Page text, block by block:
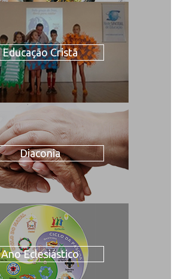
Educação Cristã
Diaconia
Ano Eclesiástico